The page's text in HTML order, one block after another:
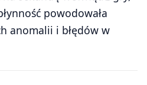
powodowała
anomalii i błędów w